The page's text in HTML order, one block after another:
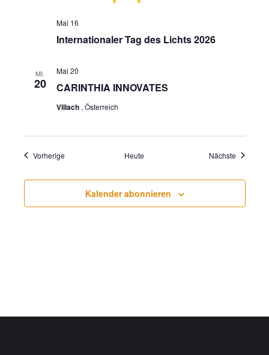
Internationaler Tag des Lichts 2026
Mai 16
MI.
20 CARINTHIA INNOVATES
Mai 20
Villach , Österreich
VorherigeVeranstaltungen Heute Nächste
Kalender abonnieren